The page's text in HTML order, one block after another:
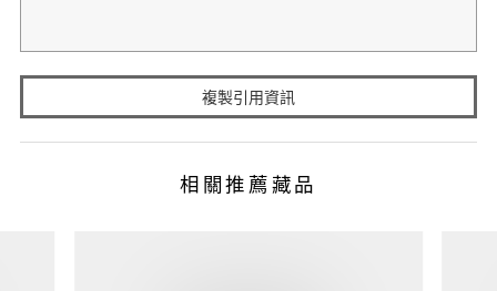
複製引用資訊
相關推薦藏品